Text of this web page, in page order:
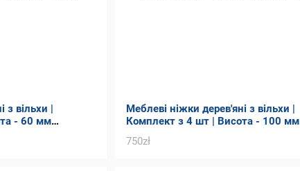
з вільхи |
- 60 мм
Меблеві ніжки дерев'яні з вільхи |
Комплект з 4 шт | Висота - 100 мм
Товщина - 82 мм
750zł